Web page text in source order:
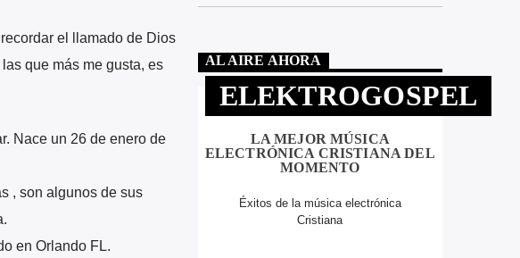
el llamado de Dios
que más me gusta, es
Nace un 26 de enero de
, son algunos de sus
en Orlando FL.
AL AIRE AHORA
ELEKTROGOSPEL
LA MEJOR MÚSICA
ELECTRÓNICA CRISTIANA DEL
MOMENTO
Éxitos de la música electrónica
Cristiana